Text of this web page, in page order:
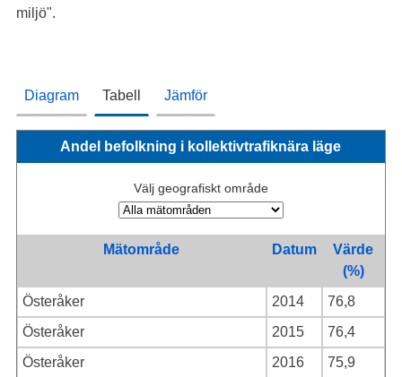
miljö".
Diagram Tabell Jämför
Andel befolkning i kollektivtrafiknära läge
Välj geografiskt område
Mätområde Datum
Värde
(%)
Österåker
2014
76,8
Österåker
2015
76,4
Österåker
2016
75,9